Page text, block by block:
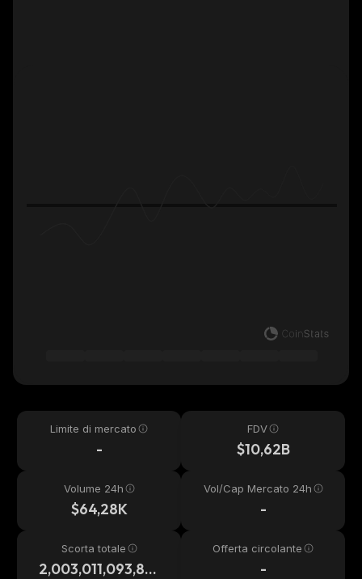
Limite di mercato
-
FDV
$10,62B
Volume 24h
$64,28K
Vol/Cap Mercato 24h
-
Scorta totale
2,003,011,093,80
Offerta circolante
-